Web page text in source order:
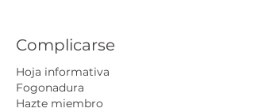
Complicarse
Hoja informativa
Fogonadura
Hazte miembro